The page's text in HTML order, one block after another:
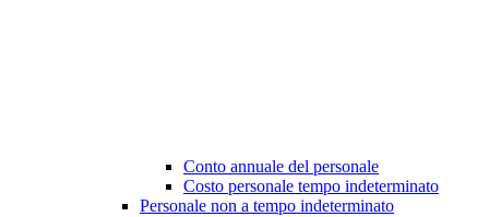
Conto annuale del personale
Costo personale tempo indeterminato
Personale non a tempo indeterminato